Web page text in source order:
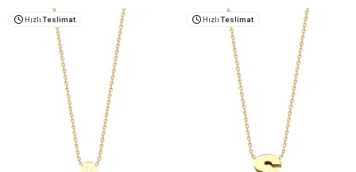
Hızlı Teslimat Hızlı Teslimat